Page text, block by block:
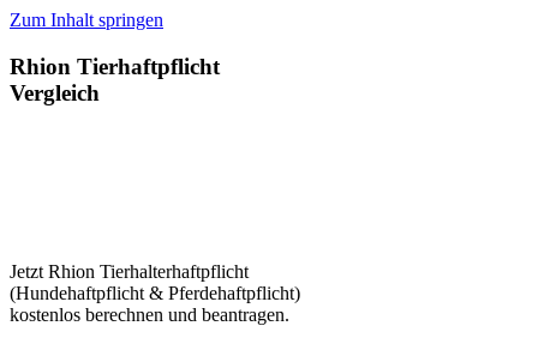
Zum Inhalt springen
Rhion Tierhaftpflicht
Vergleich
Jetzt Rhion Tierhalterhaftpflicht
(Hundehaftpflicht & Pferdehaftpflicht)
kostenlos berechnen und beantragen.